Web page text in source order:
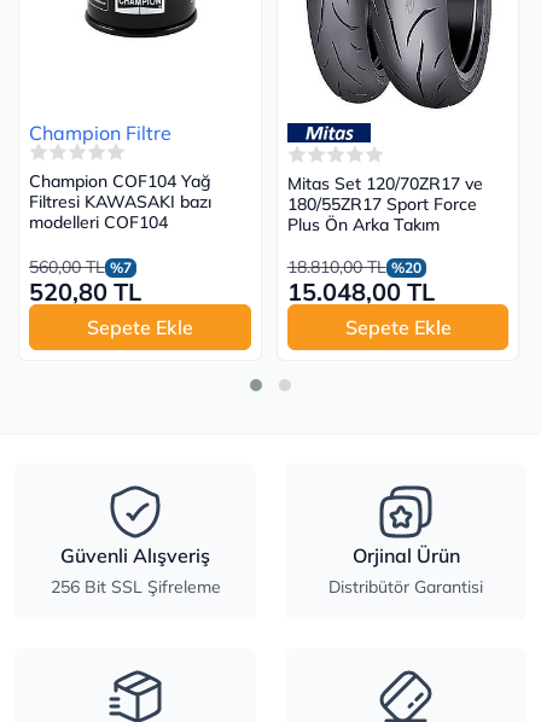
Champion Filtre
Champion COF104 Yağ
Filtresi KAWASAKI bazı
modelleri COF104
560,00 TL %7
520,80 TL
Sepete Ekle
Mitas Set 120/70ZR17 ve
180/55ZR17 Sport Force
Plus Ön Arka Takım
18.810,00 TL %20
15.048,00 TL
Sepete Ekle
Güvenli Alışveriş
256 Bit SSL Şifreleme
Orjinal Ürün
Distribütör Garantisi